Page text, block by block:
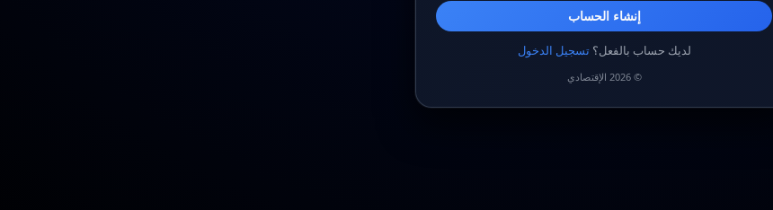
إنشاء الحساب
لديك حساب بالفعل؟تسجيل الدخول
© 2026 الإقتصادي